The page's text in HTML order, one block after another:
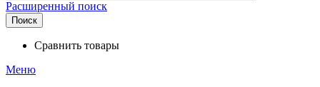
Расширенный поиск
Поиск
Сравнить товары
Меню